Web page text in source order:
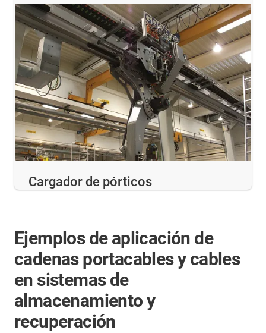
Cargador de pórticos
Ejemplos de aplicación de
cadenas portacables y cables
en sistemas de
almacenamiento y
recuperación